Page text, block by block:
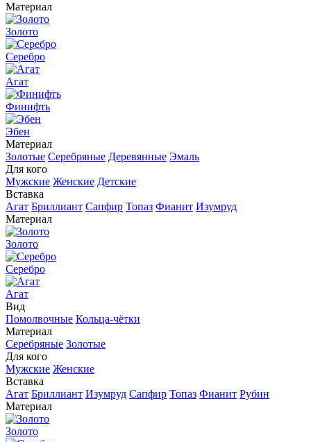
Материал
Золото
Серебро
Агат
Финифть
Эбен
Материал
Золотые Серебряные Деревянные Эмаль
Для кого
Мужские Женские Детские
Вставка
Агат Бриллиант Сапфир Топаз Фианит Изумруд
Материал
Золото
Серебро
Агат
Вид
Помолвочные Кольца-чётки
Материал
Серебряные Золотые
Для кого
Мужские Женские
Вставка
Агат Бриллиант Изумруд Сапфир Топаз Фианит Рубин
Материал
Золото